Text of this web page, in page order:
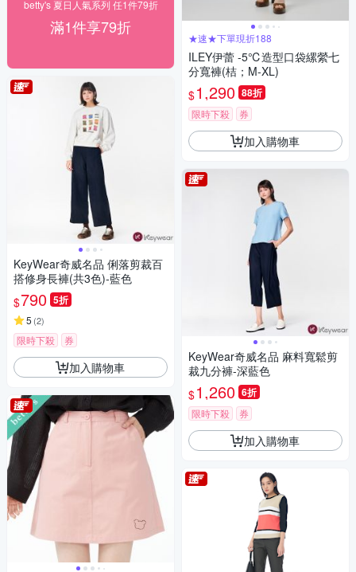
betty's 夏日人氣系列 任1件79折
滿1件享79折
KeyWear奇威名品 俐落剪裁百
搭修身長褲(共3色)-藍色
$790 5折
5 (2)
限時下殺 券
加入購物車
★速★下單現折188
ILEY伊蕾 -5℃造型口袋縲縈七
分寬褲(桔；M-XL)
$1,290 88折
限時下殺 券
加入購物車
KeyWear奇威名品 麻料寬鬆剪
裁九分褲-深藍色
$1,260 6折
限時下殺 券
加入購物車